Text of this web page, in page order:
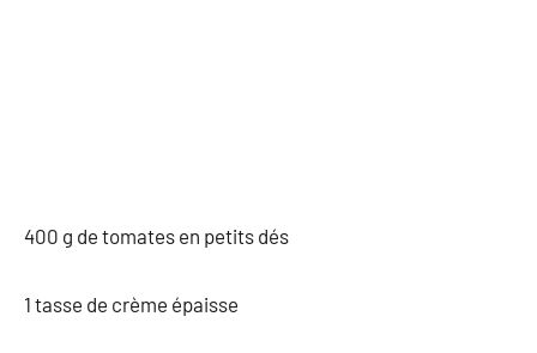
400 g de tomates en petits dés
1 tasse de crème épaisse